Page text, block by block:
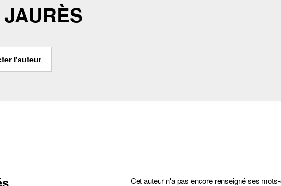
l'auteur
Cet auteur n'a pas encore renseigné ses